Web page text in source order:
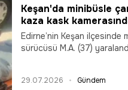
Keşan'da minibüsle
kaza kask
Edirne’nin Keşan ilçesinde
sürücüsü M.A. (37)
29.07.2026 Gündem